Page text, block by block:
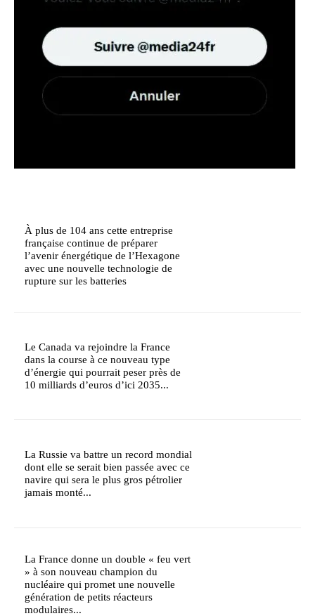
À plus de 104 ans cette entreprise
française continue de préparer
l’avenir énergétique de l’Hexagone
avec une nouvelle technologie de
rupture sur les batteries
Le Canada va rejoindre la France
dans la course à ce nouveau type
d’énergie qui pourrait peser près de
10 milliards d’euros d’ici 2035...
La Russie va battre un record mondial
dont elle se serait bien passée avec ce
navire qui sera le plus gros pétrolier
jamais monté...
La France donne un double « feu vert
» à son nouveau champion du
nucléaire qui promet une nouvelle
génération de petits réacteurs
modulaires...